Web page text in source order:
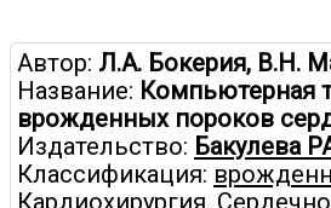
Автор: Л.А. Бокерия, В.Н.
Название: Компьютерная
врожденных пороков
Издательство: Бакулева
Классификация:
Кардиохирургия.